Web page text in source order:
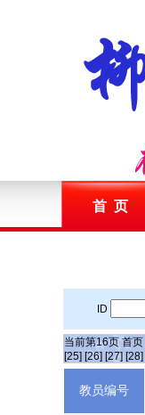
首 页
ID
当前第16页 首页
[25] [26] [27] [28]
教员编号